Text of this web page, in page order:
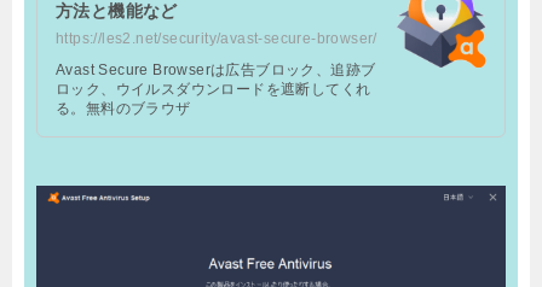
方法と機能など
https://les2.net/security/avast-secure-browser/
Avast Secure Browserは広告ブロック、追跡ブ
ロック、ウイルスダウンロードを遮断してくれ
る。無料のブラウザ